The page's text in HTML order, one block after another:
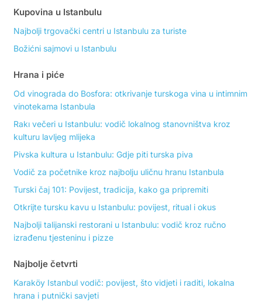
Kupovina u Istanbulu
Najbolji trgovački centri u Istanbulu za turiste
Božićni sajmovi u Istanbulu
Hrana i piće
Od vinograda do Bosfora: otkrivanje turskoga vina u intimnim
vinotekama Istanbula
Rakı večeri u Istanbulu: vodič lokalnog stanovništva kroz
kulturu lavljeg mlijeka
Pivska kultura u Istanbulu: Gdje piti turska piva
Vodič za početnike kroz najbolju uličnu hranu Istanbula
Turski čaj 101: Povijest, tradicija, kako ga pripremiti
Otkrijte tursku kavu u Istanbulu: povijest, ritual i okus
Najbolji talijanski restorani u Istanbulu: vodič kroz ručno
izrađenu tjesteninu i pizze
Najbolje četvrti
Karaköy Istanbul vodič: povijest, što vidjeti i raditi, lokalna
hrana i putnički savjeti